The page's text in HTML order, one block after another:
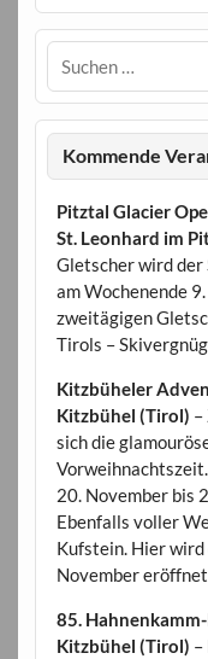
Kommende
Pitztal Glacier
St. Leonhard im
Gletscher wird
am Wochenende
zweitägigen
Tirols –
Kitzbüheler
Kitzbühel (Tirol)
sich die
20. November bis
Ebenfalls voller
Kufstein. Hier
November
85.
Kitzbühel (Tirol) –